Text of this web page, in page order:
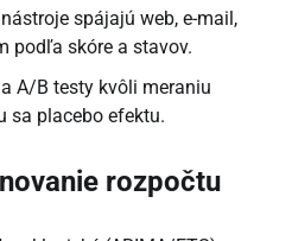
spájajú web, e-mail,
podľa skóre a stavov.
A/B testy kvôli meraniu
sa placebo efektu.
rozpočtu